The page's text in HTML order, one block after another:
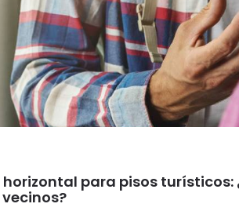
horizontal para pisos